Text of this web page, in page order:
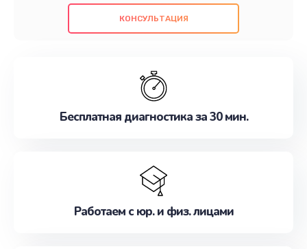
также гарантируем качество всех
проведенных работ. Наша цель - предоставить
наилучшим образом. Не медлите записаться на
КОНСУЛЬТАЦИЯ
Бесплатная диагностика за 30 мин.
Работаем с юр. и физ. лицами